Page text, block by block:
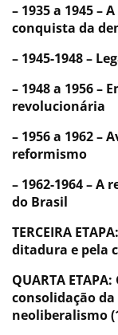
– 1935 a 1945 –
conquista da
– 1945-1948 –
– 1948 a 1956 –
revolucionária
– 1956 a 1962 –
reformismo
– 1962-1964 –
do Brasil
TERCEIRA
ditadura e pela
QUARTA
consolidação
neoliberalismo